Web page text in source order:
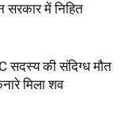
सरकार में निहित
सदस्य की संदिग्ध मौत
मिला शव